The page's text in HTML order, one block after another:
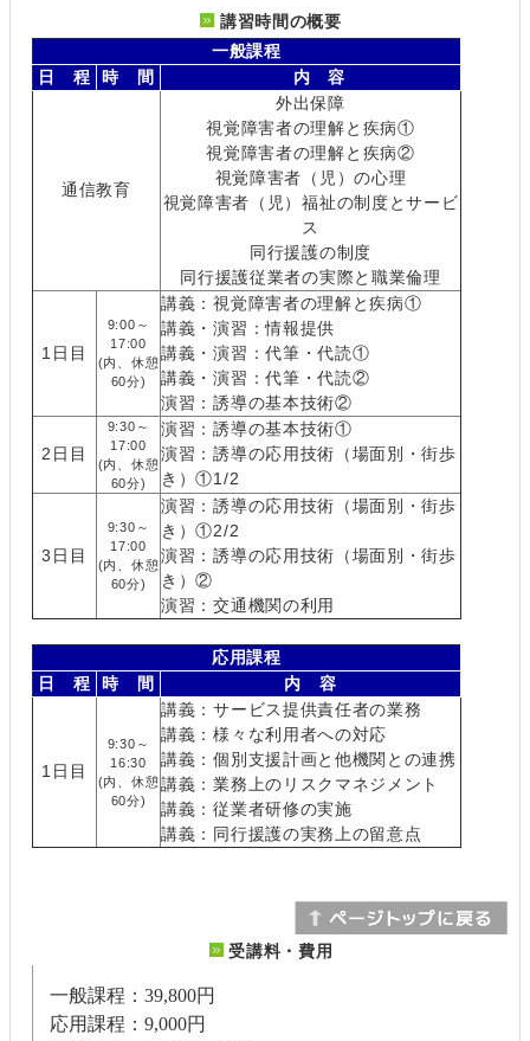
講習時間の概要
一般課程
日 程
時 間 内 容
通信教育
外出保障
視覚障害者の理解と疾病①
視覚障害者の理解と疾病②
視覚障害者（児）の心理
視覚障害者（児）福祉の制度とサービ
ス
同行援護の制度
同行援護従業者の実際と職業倫理
1日目
9:00～
17:00
(内、休憩
60分)
講義：視覚障害者の理解と疾病①
講義・演習：情報提供
講義・演習：代筆・代読①
講義・演習：代筆・代読②
演習：誘導の基本技術②
2日目
9:30～
17:00
(内、休憩
60分)
演習：誘導の基本技術①
演習：誘導の応用技術（場面別・街歩
き）①1/2
3日目
9:30～
17:00
(内、休憩
60分)
演習：誘導の応用技術（場面別・街歩
き）①2/2
演習：誘導の応用技術（場面別・街歩
き）②
演習：交通機関の利用
応用課程
日 程
時 間 内 容
1日目
9:30～
16:30
(内、休憩
60分)
講義：サービス提供責任者の業務
講義：様々な利用者への対応
講義：個別支援計画と他機関との連携
講義：業務上のリスクマネジメント
講義：従業者研修の実施
講義：同行援護の実務上の留意点
受講料・費用
一般課程：39,800円
応用課程：9,000円